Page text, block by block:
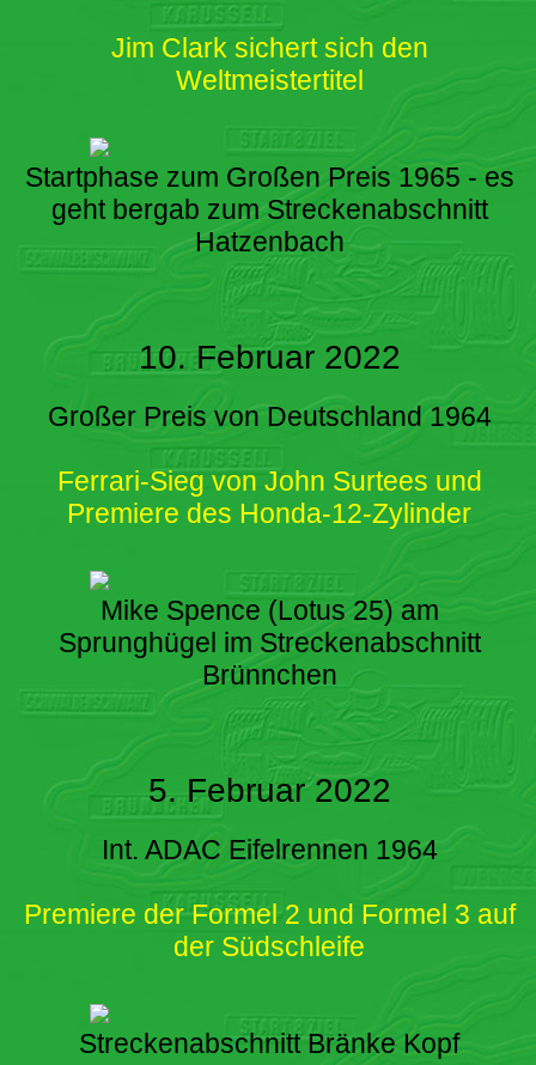
Jim Clark sichert sich den
Weltmeistertitel
Startphase zum Großen Preis 1965 - es
geht bergab zum Streckenabschnitt
Hatzenbach
10. Februar 2022
Großer Preis von Deutschland 1964
Ferrari-Sieg von John Surtees und
Premiere des Honda-12-Zylinder
Mike Spence (Lotus 25) am
Sprunghügel im Streckenabschnitt
Brünnchen
5. Februar 2022
Int. ADAC Eifelrennen 1964
Premiere der Formel 2 und Formel 3 auf
der Südschleife
Streckenabschnitt Bränke Kopf